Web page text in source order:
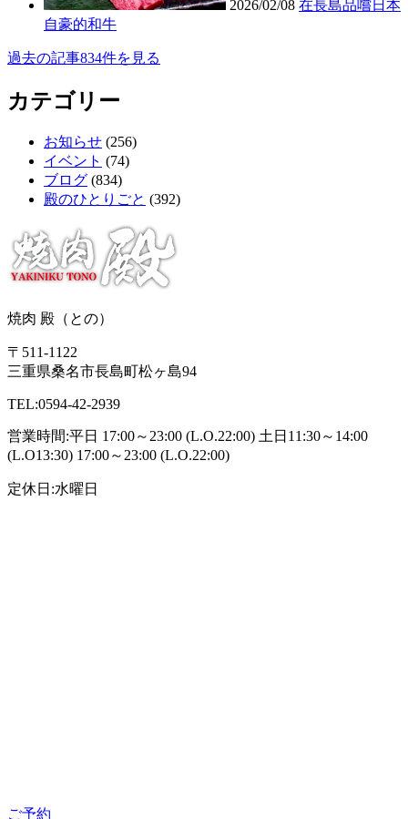
2026/02/08 在長島品嚐日本
自豪的和牛
過去の記事834件を見る
カテゴリー
お知らせ (256)
イベント (74)
ブログ (834)
殿のひとりごと (392)
焼肉 殿（との）
〒511-1122
三重県桑名市長島町松ヶ島94
TEL:0594-42-2939
営業時間:平日 17:00～23:00 (L.O.22:00) 土日11:30～14:00
(L.O13:30) 17:00～23:00 (L.O.22:00)
定休日:水曜日
ご予約